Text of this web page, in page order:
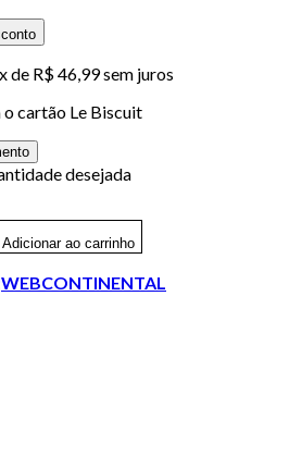
de R$ 46,99 sem juros
o cartão Le Biscuit
desejada
Adicionar ao carrinho
WEBCONTINENTAL